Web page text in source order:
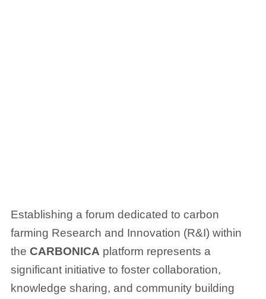
Establishing a forum dedicated to carbon
farming Research and Innovation (R&I) within
the CARBONICA platform represents a
significant initiative to foster collaboration,
knowledge sharing, and community building